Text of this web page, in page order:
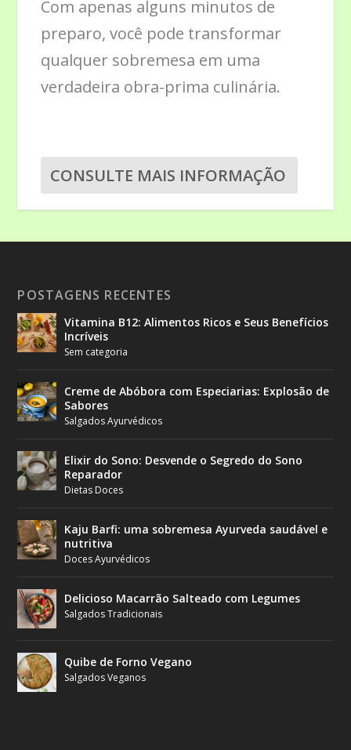
Com apenas alguns minutos de
preparo, você pode transformar
qualquer sobremesa em uma
verdadeira obra-prima culinária.
CONSULTE MAIS INFORMAÇÃO
POSTAGENS RECENTES
Vitamina B12: Alimentos Ricos e Seus Benefícios
Incríveis
Sem categoria
Creme de Abóbora com Especiarias: Explosão de
Sabores
Salgados Ayurvédicos
Elixir do Sono: Desvende o Segredo do Sono
Reparador
Dietas Doces
Kaju Barfi: uma sobremesa Ayurveda saudável e
nutritiva
Doces Ayurvédicos
Delicioso Macarrão Salteado com Legumes
Salgados Tradicionais
Quibe de Forno Vegano
Salgados Veganos